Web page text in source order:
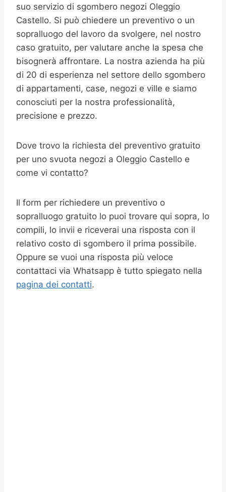
suo servizio di sgombero negozi Oleggio
Castello. Si può chiedere un preventivo o un
sopralluogo del lavoro da svolgere, nel nostro
caso gratuito, per valutare anche la spesa che
bisognerà affrontare. La nostra azienda ha più
di 20 di esperienza nel settore dello sgombero
di appartamenti, case, negozi e ville e siamo
conosciuti per la nostra professionalità,
precisione e prezzo.
Dove trovo la richiesta del preventivo gratuito
per uno svuota negozi a Oleggio Castello e
come vi contatto?
Il form per richiedere un preventivo o
sopralluogo gratuito lo puoi trovare qui sopra, lo
compili, lo invii e riceverai una risposta con il
relativo costo di sgombero il prima possibile.
Oppure se vuoi una risposta più veloce
contattaci via Whatsapp è tutto spiegato nella
pagina dei contatti.